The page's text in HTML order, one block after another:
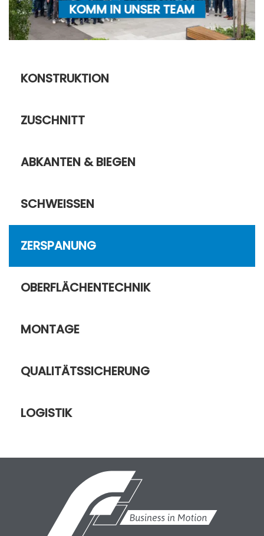
KOMM IN UNSER TEAM
KONSTRUKTION
ZUSCHNITT
ABKANTEN & BIEGEN
SCHWEISSEN
ZERSPANUNG
OBERFLÄCHENTECHNIK
MONTAGE
QUALITÄTSSICHERUNG
LOGISTIK